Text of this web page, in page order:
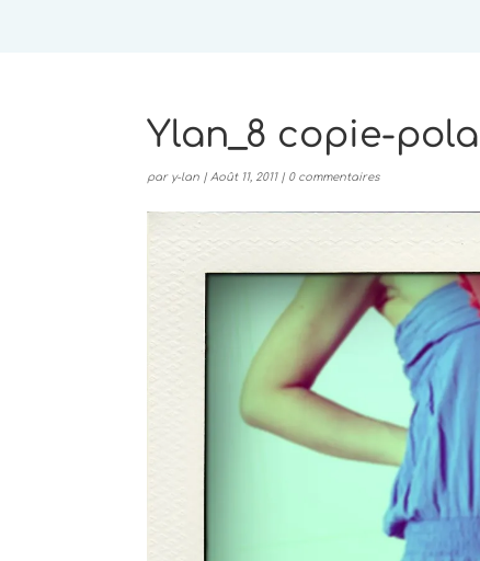
Ylan_8 copie-pola
par y-lan | Août 11, 2011| 0 commentaires